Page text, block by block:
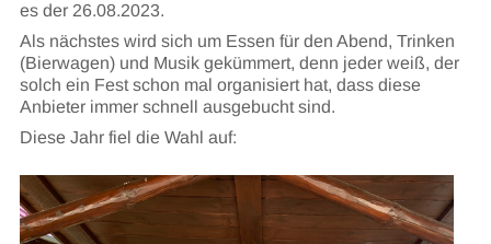
es der 26.08.2023.
Als nächstes wird sich um Essen für den Abend, Trinken
(Bierwagen) und Musik gekümmert, denn jeder weiß, der
solch ein Fest schon mal organisiert hat, dass diese
Anbieter immer schnell ausgebucht sind.
Diese Jahr fiel die Wahl auf: